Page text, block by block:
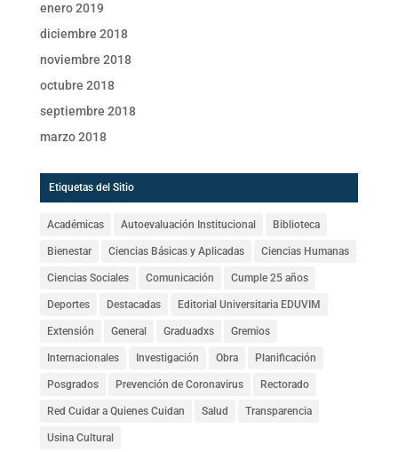
enero 2019
diciembre 2018
noviembre 2018
octubre 2018
septiembre 2018
marzo 2018
Etiquetas del Sitio
Académicas Autoevaluación Institucional Biblioteca
Bienestar Ciencias Básicas y Aplicadas Ciencias Humanas
Ciencias Sociales Comunicación Cumple 25 años
Deportes Destacadas Editorial Universitaria EDUVIM
Extensión General Graduadxs Gremios
Internacionales Investigación Obra Planificación
Posgrados Prevención de Coronavirus Rectorado
Red Cuidar a Quienes Cuidan Salud Transparencia
Usina Cultural